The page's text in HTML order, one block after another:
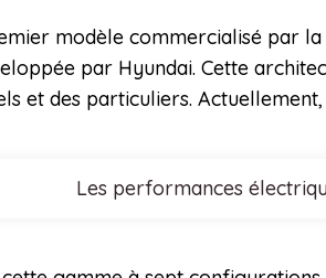
modèle commercialisé par
par Hyundai. Cette
et des particuliers.
Les performances